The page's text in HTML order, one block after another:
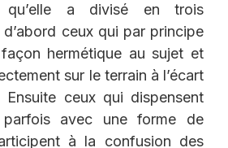
qu’elle a divisé en trois
ceux qui par principe
hermétique au sujet et
sur le terrain à l’écart
Ensuite ceux qui dispensent
avec une forme de
à la confusion des